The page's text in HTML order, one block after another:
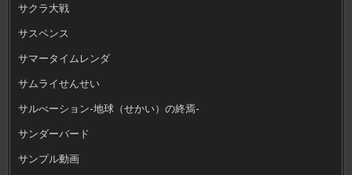
サクラ大戦
サスペンス
サマータイムレンダ
サムライせんせい
サルべーション-地球（せかい）の終焉-
サンダーバード
サンプル動画